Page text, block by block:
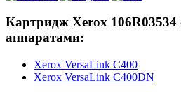
Картридж Xerox 106R03534
аппаратами:
Xerox VersaLink C400
Xerox VersaLink C400DN